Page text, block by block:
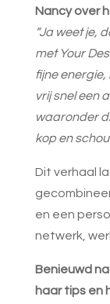
Nancy over
“Ja weet je,
met Your
fijne energie,
vrij snel een
waaronder
kop en
Dit verhaal
en een
netwerk,
Benieuwd
haar tips en